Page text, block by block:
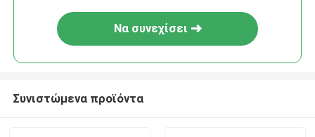
Να συνεχίσει
Συνιστώμενα προϊόντα